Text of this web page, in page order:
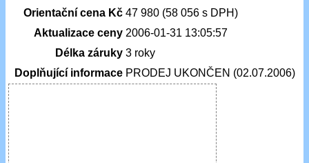
Orientační cena Kč 47 980 (58 056 s DPH)
Aktualizace ceny 2006-01-31 13:05:57
Délka záruky 3 roky
Doplňující informace PRODEJ UKONČEN (02.07.2006)